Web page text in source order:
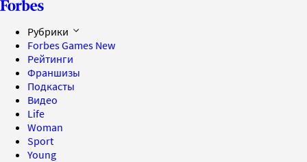
Рубрики
Forbes Games New
Рейтинги
Франшизы
Подкасты
Видео
Life
Woman
Sport
Young